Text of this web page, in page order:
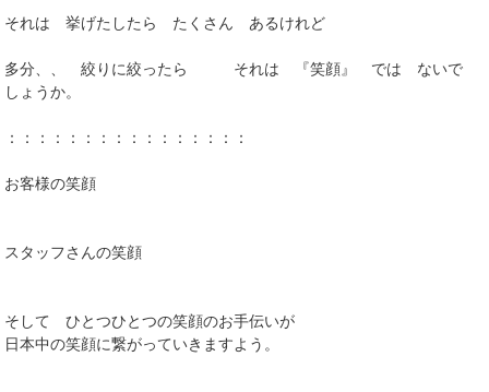
それは 挙げたしたら たくさん あるけれど
多分、、 絞りに絞ったら それは 『笑顔』 では ないで
しょうか。
：：：：：：：：：：：：：：：：
お客様の笑顔
スタッフさんの笑顔
そして ひとつひとつの笑顔のお手伝いが
日本中の笑顔に繋がっていきますよう。